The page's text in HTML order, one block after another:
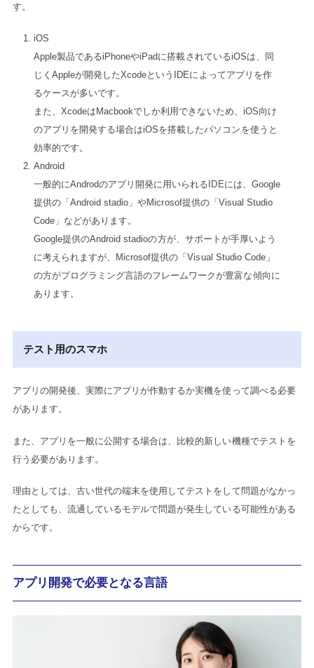
す。
iOS
Apple製品であるiPhoneやiPadに搭載されているiOSは、同
じくAppleが開発したXcodeというIDEによってアプリを作
るケースが多いです。
また、XcodeはMacbookでしか利用できないため、iOS向け
のアプリを開発する場合はiOSを搭載したパソコンを使うと
効率的です。
Android
一般的にAndrodのアプリ開発に用いられるIDEには、Google
提供の「Android stadio」やMicrosof提供の「Visual Studio
Code」などがあります。
Google提供のAndroid stadioの方が、サポートが手厚いよう
に考えられますが、Microsof提供の「Visual Studio Code」
の方がプログラミング言語のフレームワークが豊富な傾向に
あります。
テスト用のスマホ
アプリの開発後、実際にアプリが作動するか実機を使って調べる必要
があります。
また、アプリを一般に公開する場合は、比較的新しい機種でテストを
行う必要があります。
理由としては、古い世代の端末を使用してテストをして問題がなかっ
たとしても、流通しているモデルで問題が発生している可能性がある
からです。
アプリ開発で必要となる言語